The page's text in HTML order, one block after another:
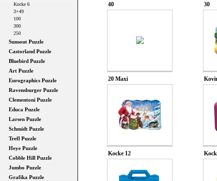
Kocke 6
3×49
100
300
250
Sunsout Puzzle
Castorland Puzzle
Bluebird Puzzle
Art Puzzle
Eurographics Puzzle
Ravensburger Puzzle
Clementoni Puzzle
Educa Puzzle
Larsen Puzzle
Schmidt Puzzle
Trefl Puzzle
Heye Puzzle
Cobble Hill Puzzle
Jumbo Puzzle
Grafika Puzzle
40 30
20 Maxi
Kocke 12